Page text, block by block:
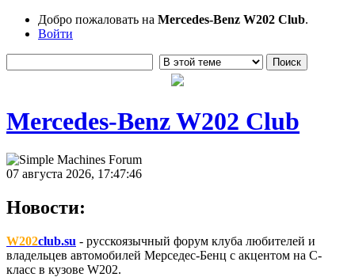
Добро пожаловать на Mercedes-Benz W202 Club.
Войти
Mercedes-Benz W202 Club
07 августа 2026, 17:47:46
Новости:
W202club.su - русскоязычный форум клуба любителей и
владельцев автомобилей Мерседес-Бенц с акцентом на C-
класс в кузове W202.